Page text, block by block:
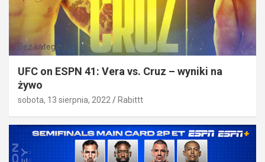
Bez kategorii
UFC on ESPN 41: Vera vs. Cruz – wyniki na
żywo
sobota, 13 sierpnia, 2022 Rabittt